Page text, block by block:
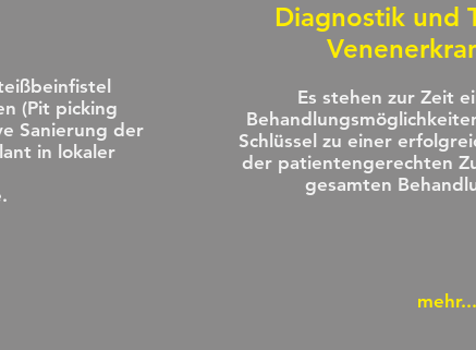
(Pit picking
Sanierung der
in lokaler
Diagnostik und
Es stehen zur Zeit
Schlüssel zu einer
der patientengerechten
gesamten
mehr...